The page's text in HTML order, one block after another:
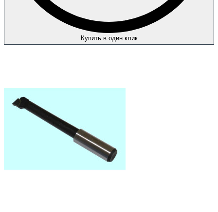
Купить в один клик